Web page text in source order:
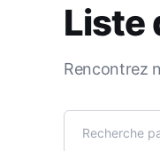
Liste
Rencontrez